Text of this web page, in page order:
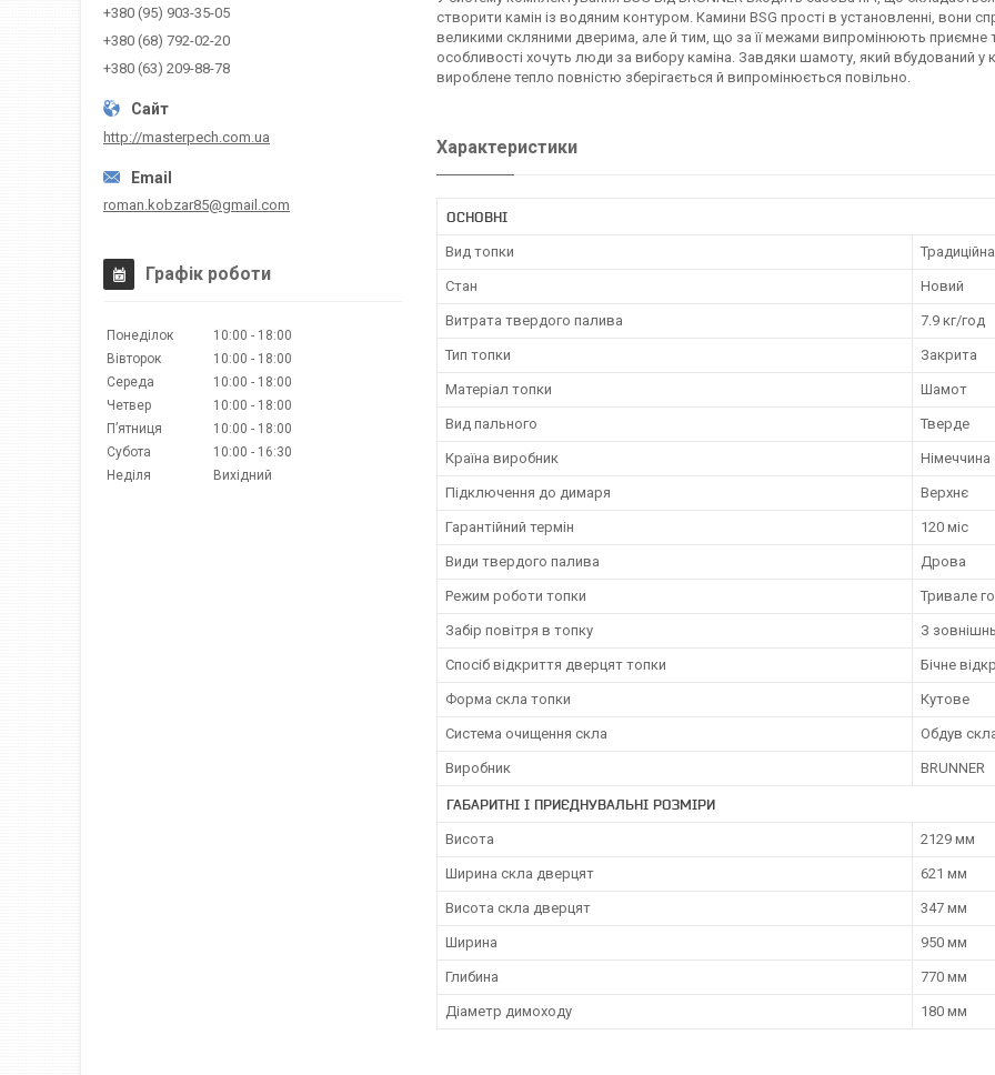
створити камін із водяним контуром. Камини BSG прості в установленні, вони
великими скляними дверима, але й тим, що за її межами випромінюють приємне
особливості хочуть люди за вибору каміна. Завдяки шамоту, який вбудований
вироблене тепло повністю зберігається й випромінюється повільно.
Характеристики
ОСНОВНІ
Вид топки
Стан Новий
Витрата твердого палива 7.9 кг/год
Тип топки Закрита
Матеріал топки Шамот
Вид пального Тверде
Країна виробник Німеччина
Підключення до димаря Верхнє
Гарантійний термін 120 міс
Види твердого палива Дрова
Режим роботи топки Тривале
Забір повітря в топку З
Спосіб відкриття дверцят топки Бічне
Форма скла топки Кутове
Система очищення скла Обдув
Виробник BRUNNER
ГАБАРИТНІ І ПРИЄДНУВАЛЬНІ РОЗМІРИ
Висота 2129 мм
Ширина скла дверцят 621 мм
Висота скла дверцят 347 мм
Ширина 950 мм
Глибина 770 мм
Діаметр димоходу 180 мм
+380 (95) 903-35-05
+380 (68) 792-02-20
+380 (63) 209-88-78
http://masterpech.com.ua
roman.kobzar85@gmail.com
Графік роботи
Понеділок 10:00
18:00
Вівторок
10:00
18:00
Середа
10:00
18:00
Четвер
10:00
18:00
Пʼятниця
10:00
18:00
Субота
10:00
16:30
Неділя
Вихідний